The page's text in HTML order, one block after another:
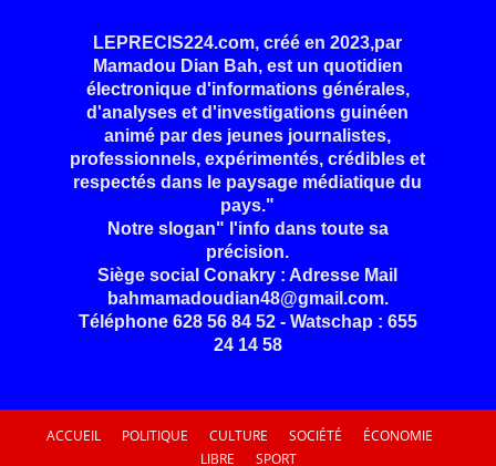
LEPRECIS224.com, créé en 2023,par
Mamadou Dian Bah, est un quotidien
électronique d'informations générales,
d'analyses et d'investigations guinéen
animé par des jeunes journalistes,
professionnels, expérimentés, crédibles et
respectés dans le paysage médiatique du
pays."
Notre slogan" l'info dans toute sa
précision.
Siège social Conakry : Adresse Mail
bahmamadoudian48@gmail.com.
Téléphone 628 56 84 52 - Watschap : 655
24 14 58
ACCUEIL POLITIQUE CULTURE SOCIÉTÉ
ÉCONOMIE
LIBRE
SPORT